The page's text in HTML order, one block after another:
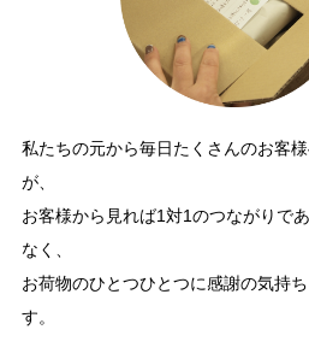
私たちの元から毎日たくさんのお客
が、
お客様から見れば1対1のつながりで
なく、
お荷物のひとつひとつに感謝の気持
す。